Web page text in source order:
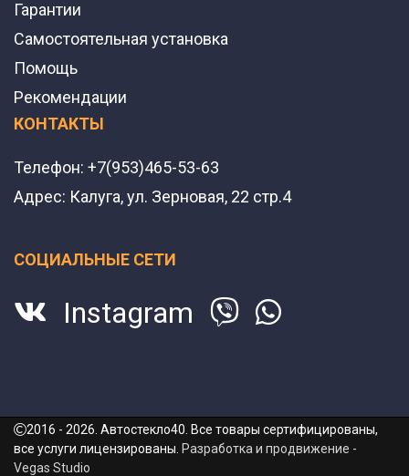
Гарантии
Самостоятельная установка
Помощь
Рекомендации
КОНТАКТЫ
Телефон: +7(953)465-53-63
Адрес: Калуга, ул. Зерновая, 22 стр.4
СОЦИАЛЬНЫЕ СЕТИ
Instagram
2016 - 2026. Автостекло40. Все товары сертифицированы,
все услуги лицензированы. Разработка и продвижение -
Vegas Studio